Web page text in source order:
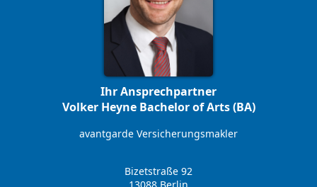
Ihr Ansprechpartner
Volker Heyne Bachelor of Arts (BA)
avantgarde Versicherungsmakler
Bizetstraße 92